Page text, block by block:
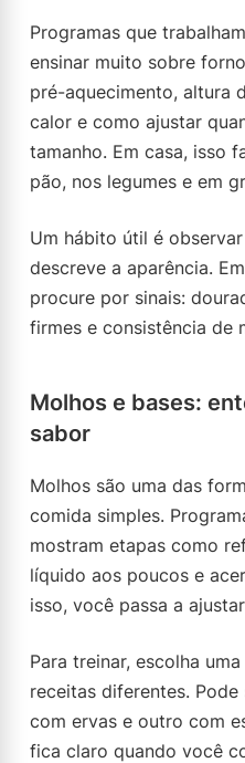
Programas que
ensinar muito sobre
pré-aquecimento, altura
calor e como ajustar
tamanho. Em casa, isso
pão, nos legumes e em
Um hábito útil é
descreve a aparência.
procure por sinais:
firmes e consistência de
Molhos e bases:
sabor
Molhos são uma das
comida simples.
mostram etapas como
líquido aos poucos e
isso, você passa a
Para treinar, escolha
receitas diferentes.
com ervas e outro com
fica claro quando você